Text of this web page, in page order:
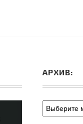
АРХИВ: